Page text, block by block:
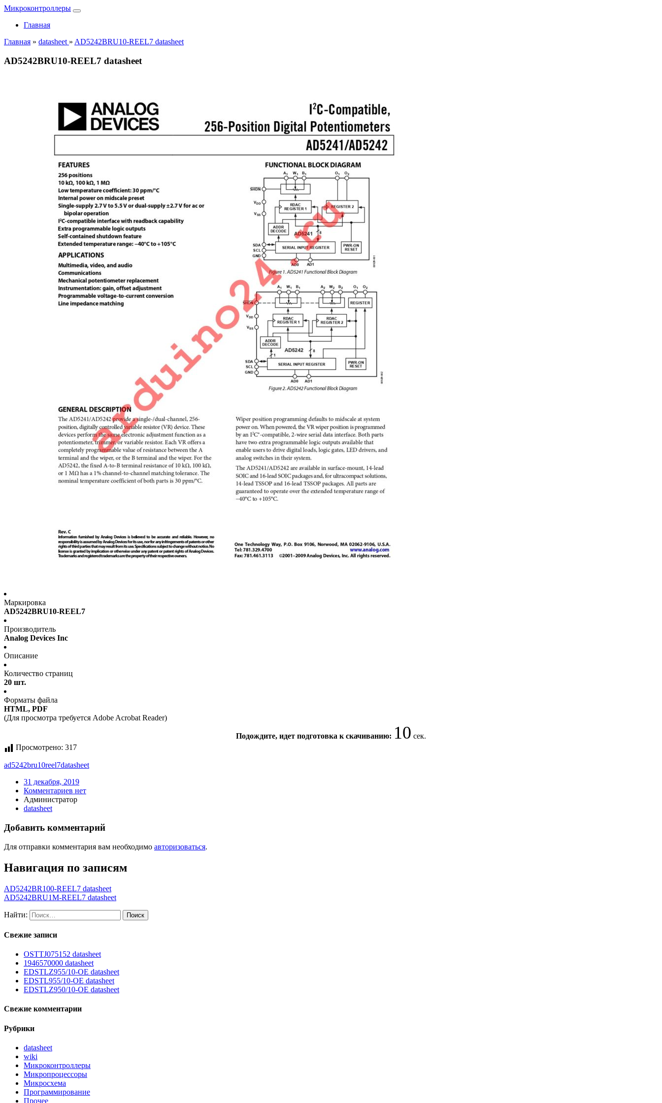
Микроконтроллеры
Главная
Главная » datasheet » AD5242BRU10-REEL7 datasheet
AD5242BRU10-REEL7 datasheet
Маркировка
AD5242BRU10-REEL7
Производитель
Analog Devices Inc
Описание
Количество страниц
20 шт.
Форматы файла
HTML, PDF
(Для просмотра требуется Adobe Acrobat Reader)
Подождите, идет подготовка к скачиванию: 10 сек.
Просмотрено: 317
ad5242bru10reel7datasheet
31 декабря, 2019
Комментариев нет
Администратор
datasheet
Добавить комментарий
Для отправки комментария вам необходимо авторизоваться.
Навигация по записям
AD5242BR100-REEL7 datasheet
AD5242BRU1M-REEL7 datasheet
Найти:
Свежие записи
OSTTJ075152 datasheet
1946570000 datasheet
EDSTLZ955/10-OE datasheet
EDSTL955/10-OE datasheet
EDSTLZ950/10-OE datasheet
Свежие комментарии
Рубрики
datasheet
wiki
Микроконтроллеры
Микропроцессоры
Микросхема
Программирование
Прочее